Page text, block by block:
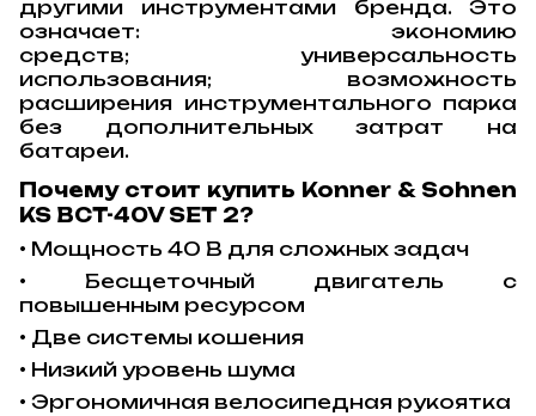
другими инструментами бренда. Это
означает: экономию
средств; универсальность
использования; возможность
расширения инструментального парка
без дополнительных затрат на
батареи.
Почему стоит купить Konner & Sohnen
KS BCT-40V SET 2?
• Мощность 40 В для сложных задач
• Бесщеточный двигатель с
повышенным ресурсом
• Две системы кошения
• Низкий уровень шума
• Эргономичная велосипедная рукоятка